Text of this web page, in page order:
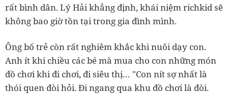
rất bình dân. Lý Hải khẳng định, khái niệm richkid sẽ
không bao giờ tồn tại trong gia đình mình.
Ông bố trẻ còn rất nghiêm khắc khi nuôi dạy con.
Anh ít khi chiều các bé mà mua cho con những món
đồ chơi khi đi chơi, đi siêu thị… "Con nít sợ nhất là
thói quen đòi hỏi. Đi ngang qua khu đồ chơi là đòi.